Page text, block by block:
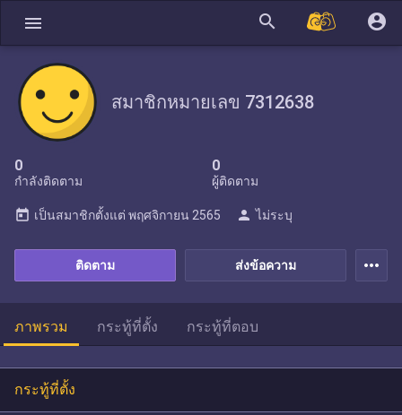
menu search account_circle
สมาชิกหมายเลข 7312638
0
กำลังติดตาม
0
ผู้ติดตาม
ส่งข้อความ
ติดตาม
today เป็นสมาชิกตั้งแต่ พฤศจิกายน 2565 person ไม่ระบุ
more_horiz
ภาพรวม กระทู้ที่ตั้ง กระทู้ที่ตอบ
กระทู้ที่ตั้ง